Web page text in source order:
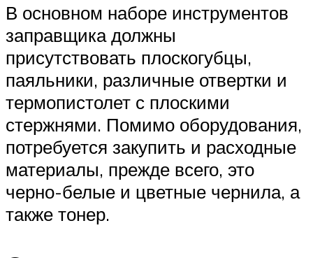
В основном наборе инструментов
заправщика должны
присутствовать плоскогубцы,
паяльники, различные отвертки и
термопистолет с плоскими
стержнями. Помимо оборудования,
потребуется закупить и расходные
материалы, прежде всего, это
черно-белые и цветные чернила, а
также тонер.